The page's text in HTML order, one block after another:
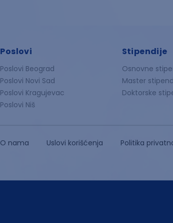
Poslovi
Poslovi Beograd
Poslovi Novi Sad
Poslovi Kragujevac
Poslovi Niš
Stipendije
Osnovne
Master
Doktorske
O nama Uslovi korišćenja Politika